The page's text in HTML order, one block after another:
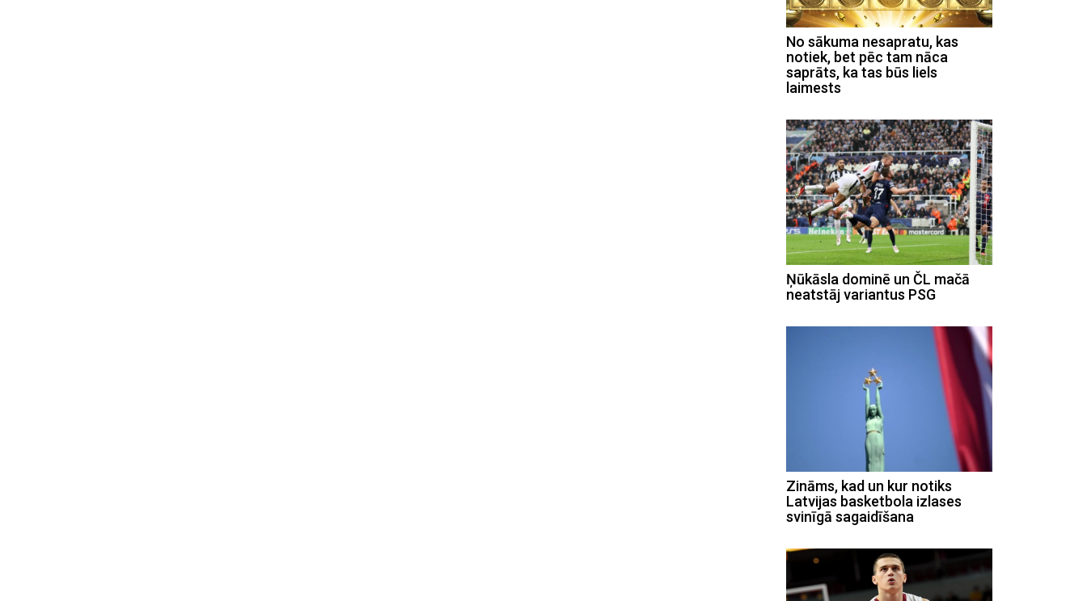
No sākuma nesapratu, kas
notiek, bet pēc tam nāca
saprāts, ka tas būs liels
laimests
Ņūkāsla dominē un ČL mačā
neatstāj variantus PSG
Zināms, kad un kur notiks
Latvijas basketbola izlases
svinīgā sagaidīšana